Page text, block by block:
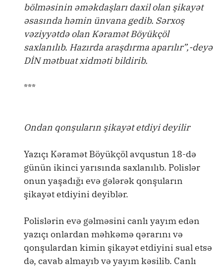
bölməsinin əməkdaşları daxil olan şikayət
əsasında həmin ünvana gedib. Sərxoş
vəziyyətdə olan Kəramət Böyükçöl
saxlanılıb. Hazırda araşdırma aparılır”,-deyə
DİN mətbuat xidməti bildirib.
***
Ondan qonşuların şikayət etdiyi deyilir
Yazıçı Kəramət Böyükçöl avqustun 18-də
günün ikinci yarısında saxlanılıb. Polislər
onun yaşadığı evə gələrək qonşuların
şikayət etdiyini deyiblər.
Polislərin evə gəlməsini canlı yayım edən
yazıçı onlardan məhkəmə qərarını və
qonşulardan kimin şikayət etdiyini sual etsə
də, cavab almayıb və yayım kəsilib. Canlı